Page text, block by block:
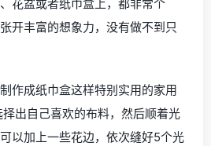
要稍微动动手，就能变废为宝，
力啦。
，就会变成一个非常漂亮可爱的